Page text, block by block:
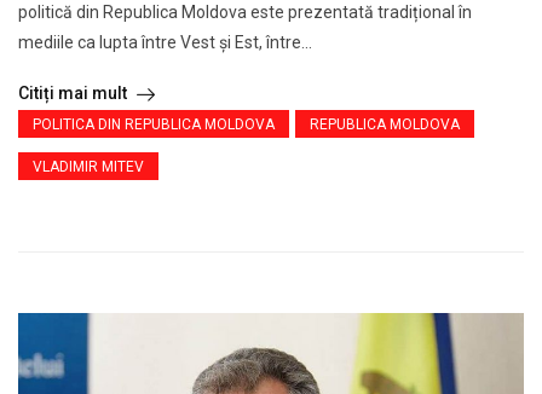
politică din Republica Moldova este prezentată tradițional în
mediile ca lupta între Vest și Est, între...
Citiți mai mult
POLITICA DIN REPUBLICA MOLDOVA REPUBLICA MOLDOVA
VLADIMIR MITEV